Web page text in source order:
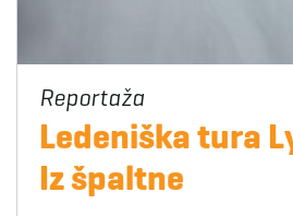
Ledeniška tura
Iz špaltne